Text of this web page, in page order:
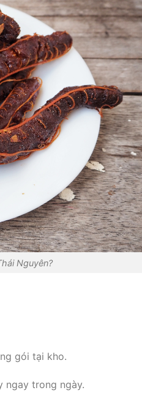
Nguyên?
gói tại kho.
ngay trong ngày.